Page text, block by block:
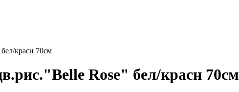
красн 70см
Rose" бел/красн 70см